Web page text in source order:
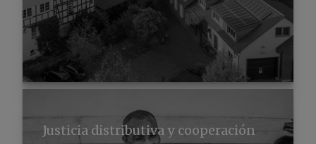
Justicia distributiva y cooperación